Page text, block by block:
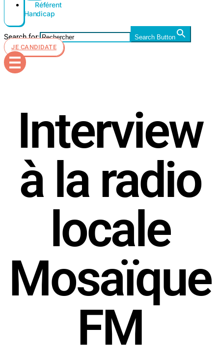
Référent
Handicap
Search for:
Search Button
JE CANDIDATE
Interview
à la radio
locale
Mosaïque
FM